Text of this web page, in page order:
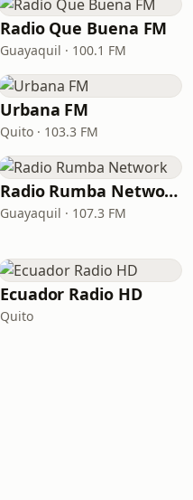
Radio Que Buena FM
Guayaquil · 100.1 FM
Urbana FM
Quito · 103.3 FM
Radio Rumba Network
Guayaquil · 107.3 FM
Ecuador Radio HD
Quito